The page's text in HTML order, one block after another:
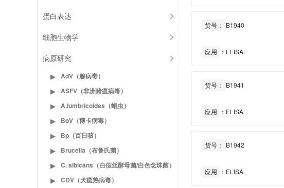
蛋白表达
细胞生物学
病原研究
▶
AdV（腺病毒）
▶
ASFV（非洲猪瘟病毒）
▶
A.lumbricoides（蛔虫）
▶
BoV（博卡病毒）
▶
Bp（百日咳）
▶
Brucella（布鲁氏菌）
▶
C. albicans（白假丝酵母菌/白色念珠菌）
▶
CDV（犬瘟热病毒）
货号： B1940
应用
：ELISA
货号： B1941
应用
：ELISA
货号： B1942
应用
：ELISA